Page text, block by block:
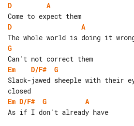
D
A
D
A
G
Em
D/F#
G
Slack-jawed sheeple with their
Em D/F# G
A
As if I don't already have